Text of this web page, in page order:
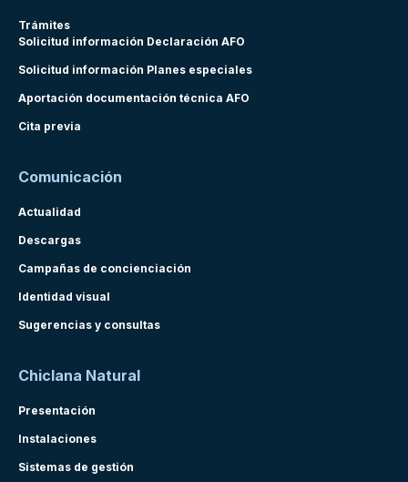
Trámites
Solicitud información Declaración AFO
Solicitud información Planes especiales
Aportación documentación técnica AFO
Cita previa
Comunicación
Actualidad
Descargas
Campañas de concienciación
Identidad visual
Sugerencias y consultas
Chiclana Natural
Presentación
Instalaciones
Sistemas de gestión